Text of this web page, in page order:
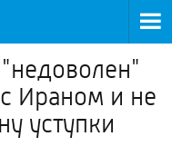
Ираном и не
уступки